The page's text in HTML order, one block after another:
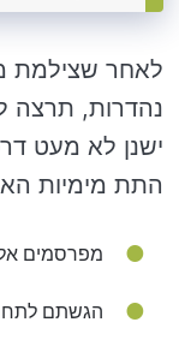
לאחר שצילמת
נהדרות, תרצה
ישנן לא מעט
התת מימיות
מפרסמים
הגשתם